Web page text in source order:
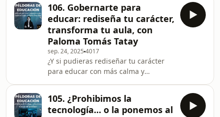
que creemos saber sobre
educación.Mar nos presenta su
modelo "Educar con 3 Cs"
(Capacidades, Competencias y Cor
concepciones erróneas más comunes
sobre el ABP.En este episodio
descubrimos que el ABP NO es:Una
actividad aislada o una simple
decoración.Una moda (sus bases son
de 1918).Un modelo de "todo o nada"
que excluya otros enfoques.Una
receta paso a paso, sino un método
106. Gobernarte para
educar: rediseña tu carácter,
transforma tu aula, con
Paloma Tomás Tatay
sep. 24, 2025 4017
¿Y si pudieras rediseñar tu carácter
para educar con más calma y
crecimiento personal, sobre cómo
gobernarnos a nosotros mismos para
105. ¿Prohibimos la
tecnología... o la ponemos al